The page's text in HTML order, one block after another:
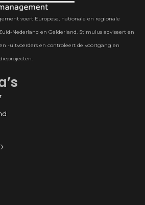
voert Europese, nationale en regionale
Nederland en Gelderland. Stimulus adviseert en
-uitvoerders en controleert de voortgang en